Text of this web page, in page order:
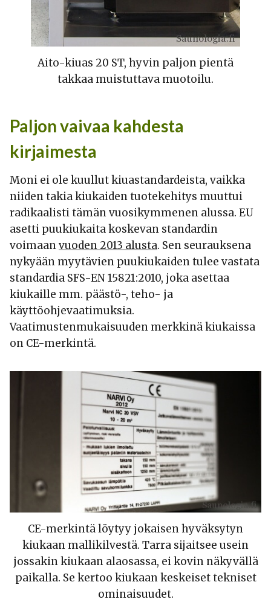
Aito-kiuas 20 ST, hyvin paljon pientä
takkaa muistuttava muotoilu.
Paljon vaivaa kahdesta
kirjaimesta
Moni ei ole kuullut kiuastandardeista, vaikka
niiden takia kiukaiden tuotekehitys muuttui
radikaalisti tämän vuosikymmenen alussa. EU
asetti puukiukaita koskevan standardin
voimaanvuoden 2013 alusta. Sen seurauksena
nykyään myytävien puukiukaiden tulee vastata
standardia SFS-EN 15821:2010, joka asettaa
kiukaille mm. päästö-, teho- ja
käyttöohjevaatimuksia.
Vaatimustenmukaisuuden merkkinä kiukaissa
on CE-merkintä.
CE-merkintä löytyy jokaisen hyväksytyn
kiukaan mallikilvestä. Tarra sijaitsee usein
jossakin kiukaan alaosassa, ei kovin näkyvällä
paikalla. Se kertoo kiukaan keskeiset tekniset
ominaisuudet.